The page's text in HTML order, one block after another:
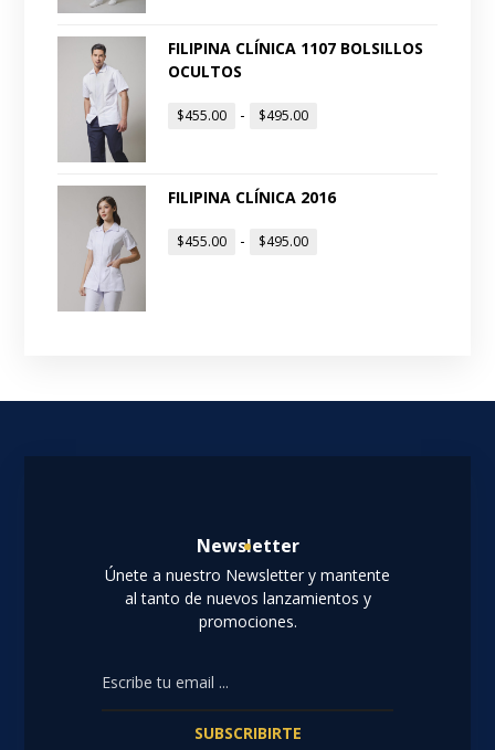
FILIPINA CLÍNICA 1107 BOLSILLOS
OCULTOS
$455.00 - $495.00
FILIPINA CLÍNICA 2016
$455.00 - $495.00
Newsletter
Únete a nuestro Newsletter y mantente
al tanto de nuevos lanzamientos y
promociones.
SUBSCRIBIRTE